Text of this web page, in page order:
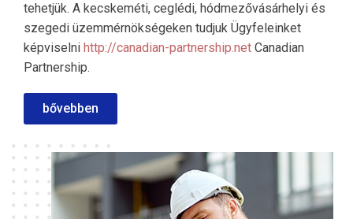
tehetjük. A kecskeméti, ceglédi, hódmezővásárhelyi és
szegedi üzemmérnökségeken tudjuk Ügyfeleinket
képviselni http://canadian-partnership.net Canadian
Partnership.
bővebben